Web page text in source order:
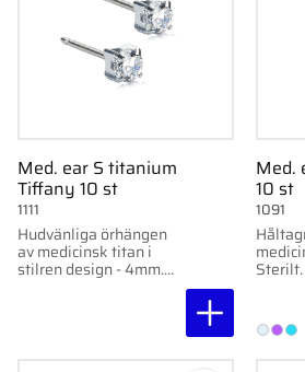
Med. ear S titanium
Tiffany 10 st
Hudvänliga örhängen
av medicinsk titan i
stilren design - 4mm.
1111
Med.
10 st
1091